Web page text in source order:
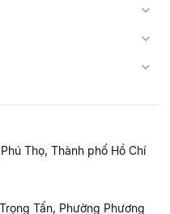
Thọ, Thành phố Hồ Chí
Tấn, Phường Phương